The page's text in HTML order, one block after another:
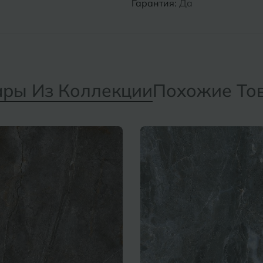
Гарантия: Да
Из КоллекцииПохожие